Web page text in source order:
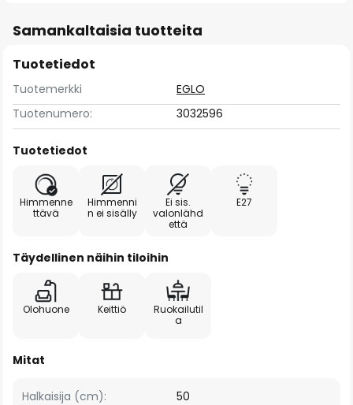
Samankaltaisia tuotteita
Tuotetiedot
Tuotemerkki
EGLO
Tuotenumero:
3032596
Tuotetiedot
Himmenne
ttävä
Himmenni
n ei sisälly
Ei sis.
valonlähd
että
E27
Täydellinen näihin tiloihin
Olohuone Keittiö
Ruokailutil
a
Mitat
Halkaisija (cm): 50